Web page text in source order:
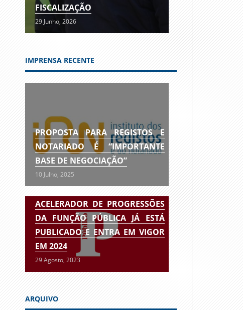
FISCALIZAÇÃO
29 Junho, 2026
IMPRENSA RECENTE
PROPOSTA PARA REGISTOS E
NOTARIADO É “IMPORTANTE
BASE DE NEGOCIAÇÃO”
10 Julho, 2025
ACELERADOR DE PROGRESSÕES
DA FUNÇÃO PÚBLICA JÁ ESTÁ
PUBLICADO E ENTRA EM VIGOR
EM 2024
29 Agosto, 2023
ARQUIVO